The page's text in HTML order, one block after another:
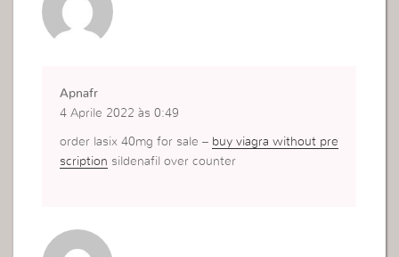
Apnafr
4 Aprile 2022 às 0:49
order lasix 40mg for sale – buy viagra without pre
scription sildenafil over counter